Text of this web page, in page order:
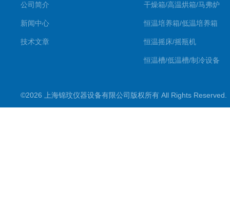
公司简介
新闻中心
技术文章
干燥箱/高温烘箱/马弗炉
恒温培养箱/低温培养箱
恒温摇床/摇瓶机
恒温槽/低温槽/制冷设备
超声波仪器
©2026 上海锦玟仪器设备有限公司版权所有 All Rights